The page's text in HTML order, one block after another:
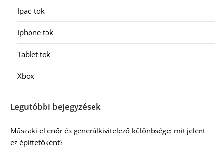
Ipad tok
Iphone tok
Tablet tok
Xbox
Legutóbbi bejegyzések
Műszaki ellenőr és generálkivitelező különbsége: mit jelent
ez építtetőként?